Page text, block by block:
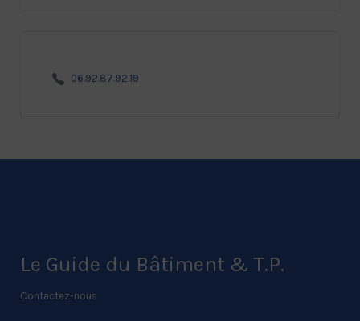
06.92.87.92.19
Le Guide du Bâtiment & T.P.
Contactez-nous